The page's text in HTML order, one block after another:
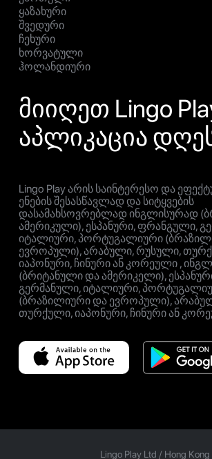
ყაზახური
შვედური
ჩეხური
ხორვატული
ჰოლანდიური
მიიღეთ Lingo
აპლიკაცია
Lingo Play არის საინტერესო და
ენების შესასწავლად და სიტყვების
დასამახსოვრებლად ინგლისურად
ამერიკული), ესპანური, ფრანგული,
იტალიური, პორტუგალიური
ევროპული), არაბული, რუსული,
იაპონური, ჩინური ან კორეული ,
(ბრიტანული და ამერიკელი),
გერმანული, იტალიური,
(ბრაზილიური და ევროპული),
თურქული, იაპონური, ჩინური ან
Lingo Play Ltd / Hong Kong